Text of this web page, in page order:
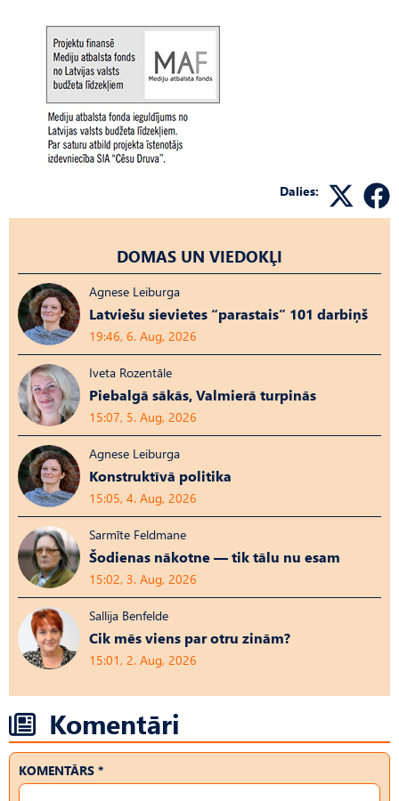
Dalies:
DOMAS UN VIEDOKĻI
Agnese Leiburga
Latviešu sievietes “parastais” 101 darbiņš
19:46, 6. Aug, 2026
Iveta Rozentāle
Piebalgā sākās, Valmierā turpinās
15:07, 5. Aug, 2026
Agnese Leiburga
Konstruktīvā politika
15:05, 4. Aug, 2026
Sarmīte Feldmane
Šodienas nākotne — tik tālu nu esam
15:02, 3. Aug, 2026
Sallija Benfelde
Cik mēs viens par otru zinām?
15:01, 2. Aug, 2026
Komentāri
KOMENTĀRS *